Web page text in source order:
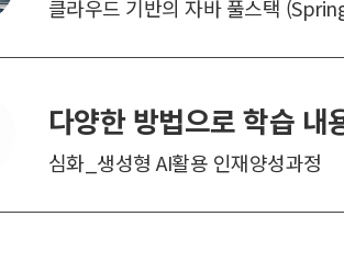
심화_생성형 AI활용 인재양성과정